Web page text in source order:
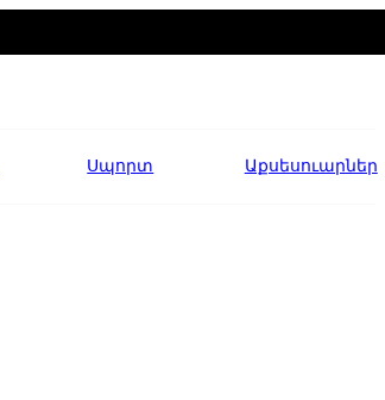
Սպորտ Աքսեսուարներ